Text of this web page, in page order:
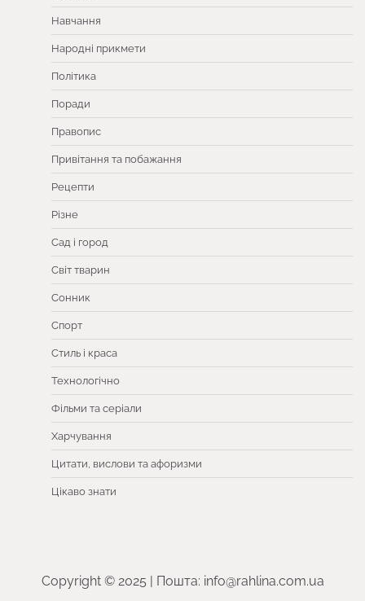
Навчання
Народні прикмети
Політика
Поради
Правопис
Привітання та побажання
Рецепти
Різне
Сад і город
Світ тварин
Сонник
Спорт
Стиль і краса
Технологічно
Фільми та серіали
Харчування
Цитати, вислови та афоризми
Цікаво знати
Copyright © 2025 | Пошта: info@rahlina.com.ua